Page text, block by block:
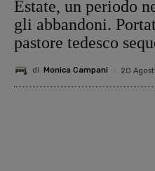
Estate, un periodo
gli abbandoni.
pastore tedesco
di Monica Campani 20